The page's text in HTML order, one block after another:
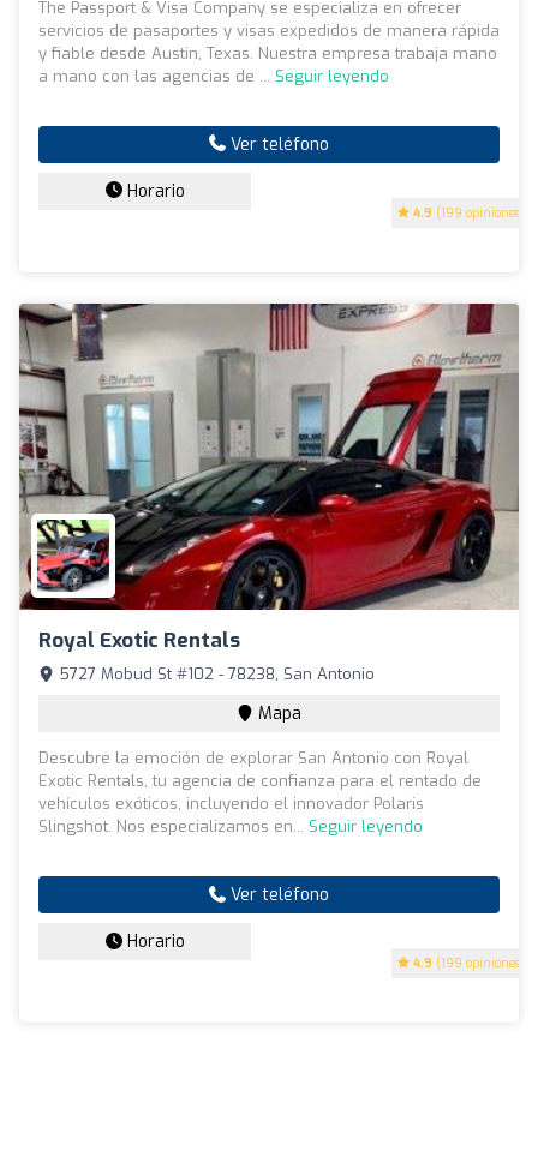
4.9 (199 opiniones)
The Passport & Visa Company se especializa en ofrecer
servicios de pasaportes y visas expedidos de manera rápida
y fiable desde Austin, Texas. Nuestra empresa trabaja mano
a mano con las agencias de ... Seguir leyendo
Ver teléfono
Horario
Royal Exotic Rentals
4.9 (199 opiniones)
5727 Mobud St #102 - 78238, San Antonio
Mapa
Descubre la emoción de explorar San Antonio con Royal
Exotic Rentals, tu agencia de confianza para el rentado de
vehículos exóticos, incluyendo el innovador Polaris
Slingshot. Nos especializamos en... Seguir leyendo
Ver teléfono
Horario